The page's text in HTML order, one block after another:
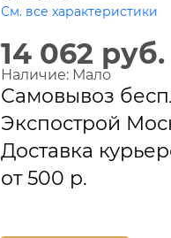
См. все характеристики
14 062 руб.
Наличие: Мало
Самовывоз
Экспострой
Доставка
от 500 р.